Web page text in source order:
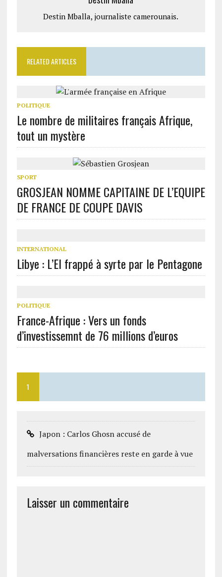
Destin Mballa, journaliste camerounais.
RELATED ARTICLES
POLITIQUE
Le nombre de militaires français Afrique,
tout un mystère
SPORT
GROSJEAN NOMME CAPITAINE DE L’EQUIPE
DE FRANCE DE COUPE DAVIS
INTERNATIONAL
Libye : L’EI frappé à syrte par le Pentagone
POLITIQUE
France-Afrique : Vers un fonds
d’investissemnt de 76 millions d’euros
1
Japon : Carlos Ghosn accusé de
malversations financières reste en garde à vue
Laisser un commentaire